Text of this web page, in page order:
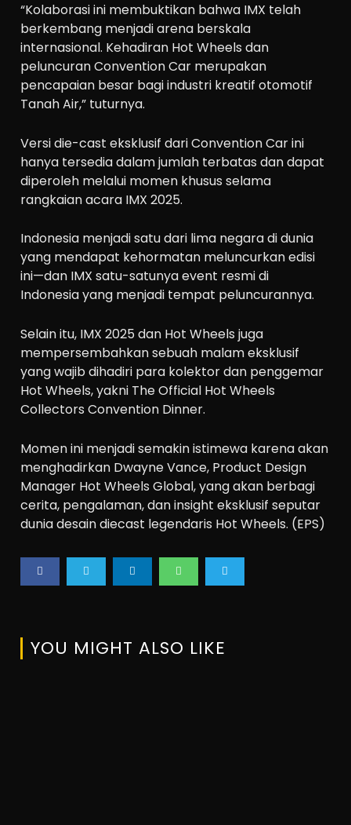
“Kolaborasi ini membuktikan bahwa IMX telah
berkembang menjadi arena berskala
internasional. Kehadiran Hot Wheels dan
peluncuran Convention Car merupakan
pencapaian besar bagi industri kreatif otomotif
Tanah Air,” tuturnya.
Versi die-cast eksklusif dari Convention Car ini
hanya tersedia dalam jumlah terbatas dan dapat
diperoleh melalui momen khusus selama
rangkaian acara IMX 2025.
Indonesia menjadi satu dari lima negara di dunia
yang mendapat kehormatan meluncurkan edisi
ini—dan IMX satu-satunya event resmi di
Indonesia yang menjadi tempat peluncurannya.
Selain itu, IMX 2025 dan Hot Wheels juga
mempersembahkan sebuah malam eksklusif
yang wajib dihadiri para kolektor dan penggemar
Hot Wheels, yakni The Official Hot Wheels
Collectors Convention Dinner.
Momen ini menjadi semakin istimewa karena akan
menghadirkan Dwayne Vance, Product Design
Manager Hot Wheels Global, yang akan berbagi
cerita, pengalaman, dan insight eksklusif seputar
dunia desain diecast legendaris Hot Wheels. (EPS)
YOU MIGHT ALSO LIKE